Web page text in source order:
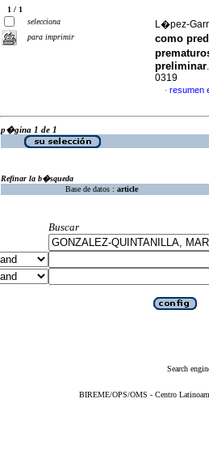
1 / 1
selecciona
para imprimir
L�pez-
como
preliminar
0319
· resumen
p�gina 1 de 1
Refinar la b�squeda
Base de datos : article
Buscar
Search
BIREME/OPS/OMS - Centro